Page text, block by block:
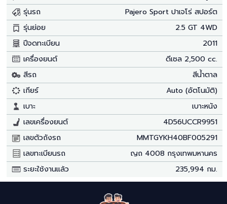
รุ่นรถ
Pajero Sport ปาเจโร่ สปอร์ต
รุ่นย่อย
2.5 GT 4WD
ปีจดทะเบียน
2011
เครื่องยนต์
ดีเซล 2,500 cc.
สีรถ
สีน้ำตาล
เกียร์
Auto (อัตโนมัติ)
เบาะ
เบาะหนัง
เลขเครื่องยนต์
4D56UCCR9951
เลขตัวถังรถ
MMTGYKH40BF005291
เลขทะเบียนรถ
ญถ 4008 กรุงเทพมหานคร
ระยะใช้งานแล้ว
235,994 กม.